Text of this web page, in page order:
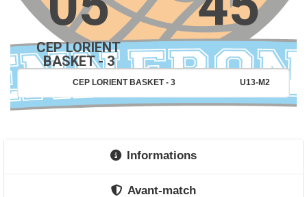
CEP LORIENT
BASKET - 3
CEP LORIENT BASKET - 3 U13-M2
Informations
Avant-match